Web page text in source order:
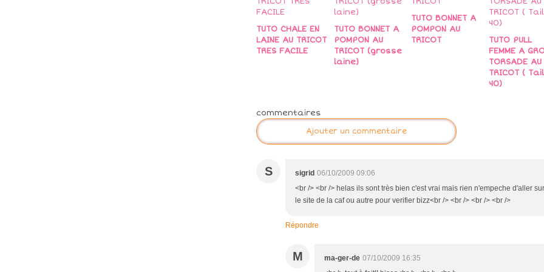
TUTO CHALE EN
LAINE AU TRICOT
TRES FACILE
TUTO BONNET A
POMPON AU
TRICOT (grosse
laine)
TUTO BONNET A
POMPON AU
TRICOT
TUTO PULL
FEMME A
TORSADE AU
TRICOT (
40)
commentaires
Ajouter un commentaire
S sigrid 06/10/2009 09:06
<br /> <br /> helas ils sont très bien c'est vrai mais rien n'empeche d'aller sur
le site de la caf ou autre pour verifier bizz<br /> <br /> <br /> <br />
Répondre
M ma-ger-de 07/10/2009 16:35